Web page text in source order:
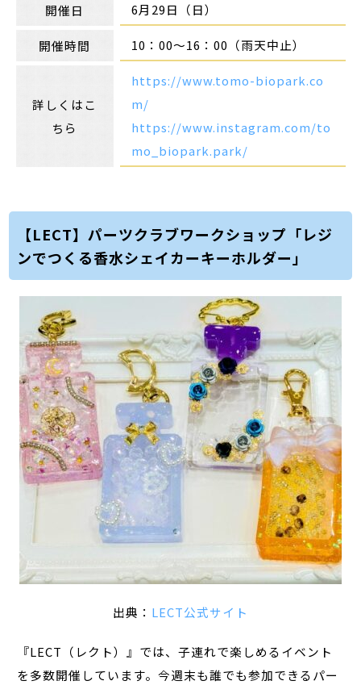
開催日 6月29日（日）
開催時間 10：00～16：00（雨天中止）
詳しくはこ
ちら
https://www.tomo-biopark.co
m/
https://www.instagram.com/to
mo_biopark.park/
【LECT】パーツクラブワークショップ「レジ
ンでつくる香水シェイカーキーホルダー」
出典： LECT公式サイト
『LECT（レクト）』では、子連れで楽しめるイベント
を多数開催しています。今週末も誰でも参加できるパー